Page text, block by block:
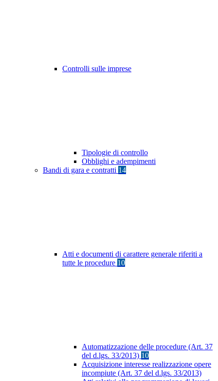
Controlli sulle imprese
Tipologie di controllo
Obblighi e adempimenti
Bandi di gara e contratti 14
Atti e documenti di carattere generale riferiti a
tutte le procedure 10
Automatizzazione delle procedure (Art. 37
del d.lgs. 33/2013) 10
Acquisizione interesse realizzazione opere
incompiute (Art. 37 del d.lgs. 33/2013)